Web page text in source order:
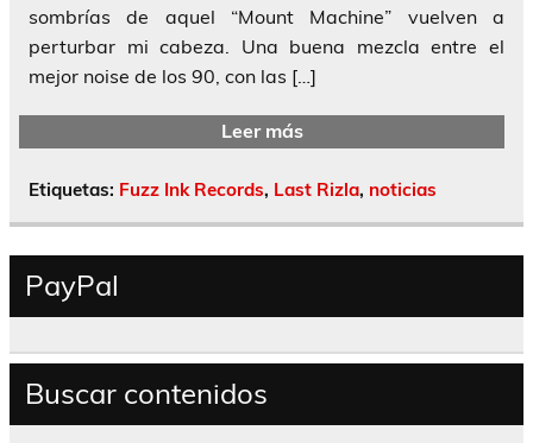
sombrías de aquel “Mount Machine” vuelven a
perturbar mi cabeza. Una buena mezcla entre el
mejor noise de los 90, con las […]
Leer más
Etiquetas: Fuzz Ink Records, Last Rizla, noticias
PayPal
Buscar contenidos